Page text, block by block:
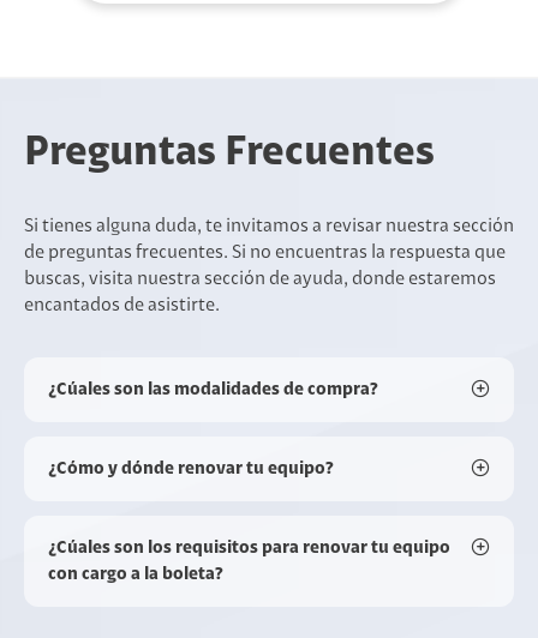
Preguntas Frecuentes
Si tienes alguna duda, te invitamos a revisar nuestra sección
de preguntas frecuentes. Si no encuentras la respuesta que
buscas, visita nuestra sección de ayuda, donde estaremos
encantados de asistirte.
¿Cúales son las modalidades de compra?
¿Cómo y dónde renovar tu equipo?
¿Cúales son los requisitos para renovar tu equipo
con cargo a la boleta?